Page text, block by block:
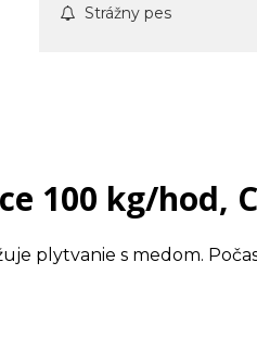
Strážny pes
100 kg/hod,
plytvanie s medom.